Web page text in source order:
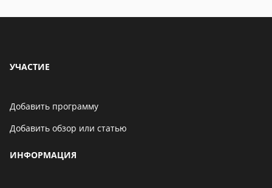
УЧАСТИЕ
Добавить программу
Добавить обзор или статью
ИНФОРМАЦИЯ